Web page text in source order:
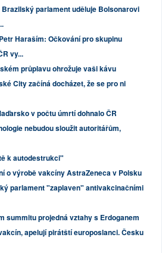
Brazilský parlament uděluje Bolsonarovi
Petr Haraším: Očkování pro skupinu
vy...
průplavu ohrožuje vaši kávu
City začíná docházet, že se pro ni
v počtu úmrtí dohnalo ČR
nebudou sloužit autoritářům,
k autodestrukci"
o výrobě vakcíny AstraZeneca v Polsku
parlament "zaplaven" antivakcinačními
summitu projedná vztahy s Erdoganem
apelují pirátští europoslanci. Česku